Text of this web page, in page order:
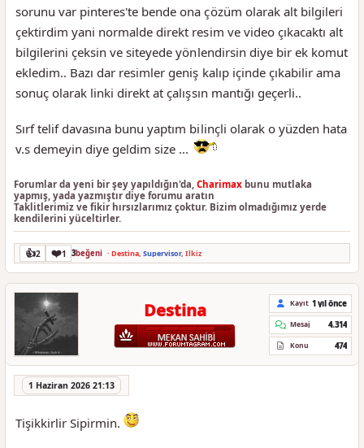
sorunu var pinteres'te bende ona çözüm olarak alt bilgileri
çektirdim yani normalde direkt resim ve video çıkacaktı alt
bilgilerini çeksin ve siteyede yönlendirsin diye bir ek komut
ekledim.. Bazı dar resimler geniş kalıp içinde çıkabilir ama
sonuç olarak linki direkt at çalışsın mantığı geçerli..
Sırf telif davasına bunu yaptım bilinçli olarak o yüzden hata
v.s demeyin diye geldim size ...
Forumlar da yeni bir şey yapıldığın'da, Charimax bunu mutlaka
yapmış, yada yazmıştır diye forumu aratın
Taklitlerimiz ve fikir hırsızlarımız çoktur. Bizim olmadığımız yerde
kendilerini yüceltirler.
👍2 ❤️1 3beğeni · Destina, Supervisor, İlkiz
Destina Kayıt 1 yıl önce
Mesaj 4.314
Konu 474
1 Haziran 2026 21:13
Tişikkirlir Sipirmin.